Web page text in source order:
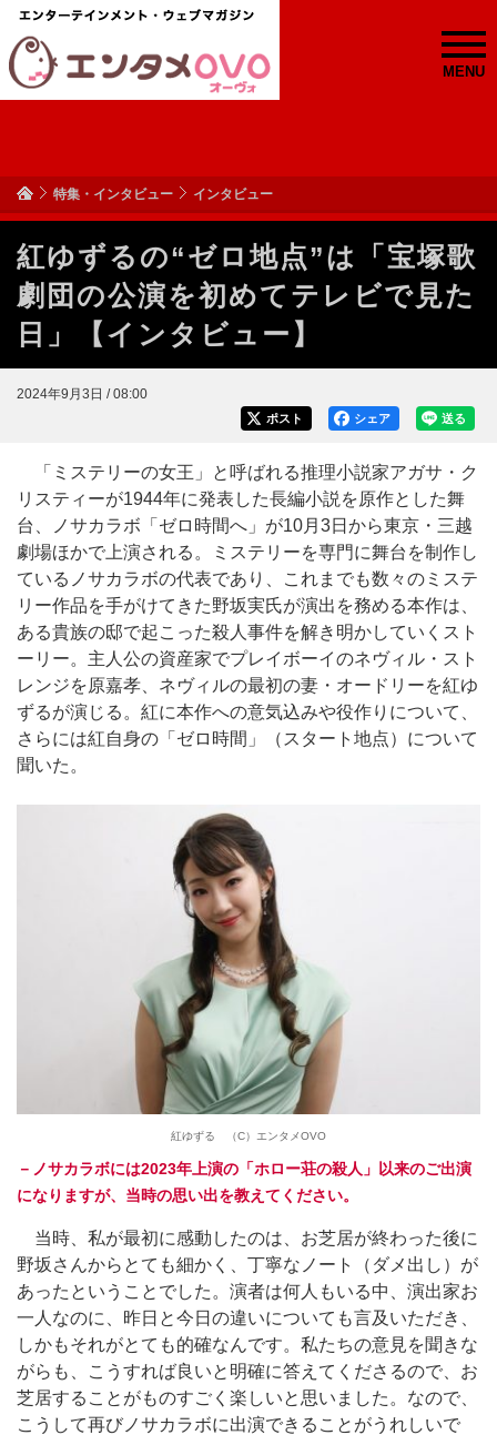
MENU
特集・インタビュー インタビュー
紅ゆずるの“ゼロ地点”は「宝塚歌
劇団の公演を初めてテレビで見た
日」【インタビュー】
2024年9月3日 / 08:00
送る
シェア
ポスト
「ミステリーの女王」と呼ばれる推理小説家アガサ・ク
リスティーが1944年に発表した長編小説を原作とした舞
台、ノサカラボ「ゼロ時間へ」が10月3日から東京・三越
劇場ほかで上演される。ミステリーを専門に舞台を制作し
ているノサカラボの代表であり、これまでも数々のミステ
リー作品を手がけてきた野坂実氏が演出を務める本作は、
ある貴族の邸で起こった殺人事件を解き明かしていくスト
ーリー。主人公の資産家でプレイボーイのネヴィル・スト
レンジを原嘉孝、ネヴィルの最初の妻・オードリーを紅ゆ
ずるが演じる。紅に本作への意気込みや役作りについて、
さらには紅自身の「ゼロ時間」（スタート地点）について
聞いた。
紅ゆずる （C）エンタメOVO
－ノサカラボには2023年上演の「ホロー荘の殺人」以来のご出演
になりますが、当時の思い出を教えてください。
当時、私が最初に感動したのは、お芝居が終わった後に
野坂さんからとても細かく、丁寧なノート（ダメ出し）が
あったということでした。演者は何人もいる中、演出家お
一人なのに、昨日と今日の違いについても言及いただき、
しかもそれがとても的確なんです。私たちの意見を聞きな
がらも、こうすれば良いと明確に答えてくださるので、お
芝居することがものすごく楽しいと思いました。なので、
こうして再びノサカラボに出演できることがうれしいで